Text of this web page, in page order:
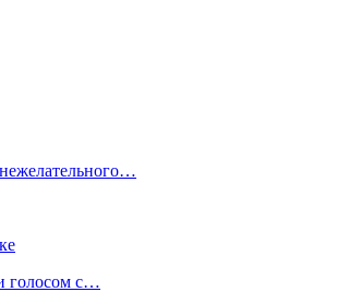
голосом с…